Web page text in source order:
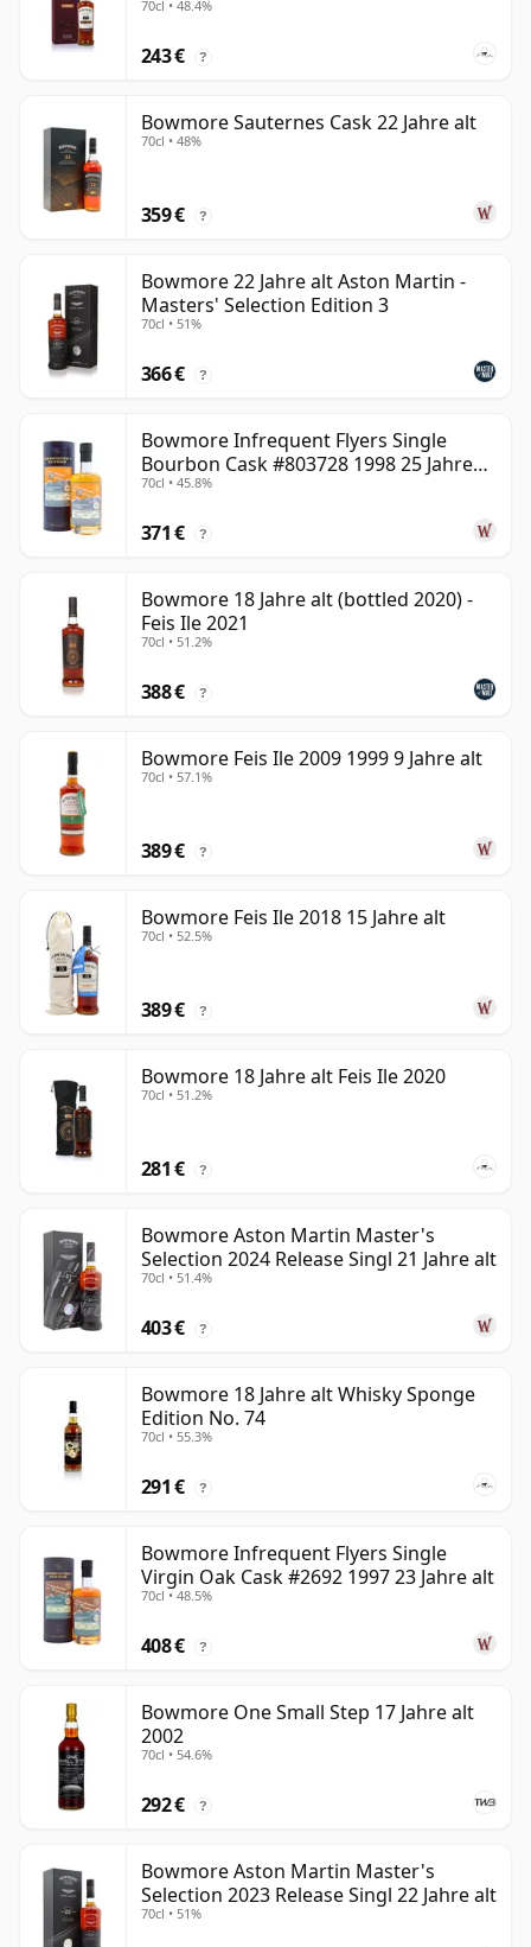
70cl • 48.4%
243 € ?
Bowmore Sauternes Cask 22 Jahre alt
70cl • 48%
359 € ?
Bowmore 22 Jahre alt Aston Martin -
Masters' Selection Edition 3
70cl • 51%
366 € ?
Bowmore Infrequent Flyers Single
Bourbon Cask #803728 1998 25 Jahre
alt
70cl • 45.8%
371 € ?
Bowmore 18 Jahre alt (bottled 2020) -
Feis Ile 2021
70cl • 51.2%
388 € ?
Bowmore Feis Ile 2009 1999 9 Jahre alt
70cl • 57.1%
389 € ?
Bowmore Feis Ile 2018 15 Jahre alt
70cl • 52.5%
389 € ?
Bowmore 18 Jahre alt Feis Ile 2020
70cl • 51.2%
281 € ?
Bowmore Aston Martin Master's
Selection 2024 Release Singl 21 Jahre alt
70cl • 51.4%
403 € ?
Bowmore 18 Jahre alt Whisky Sponge
Edition No. 74
70cl • 55.3%
291 € ?
Bowmore Infrequent Flyers Single
Virgin Oak Cask #2692 1997 23 Jahre alt
70cl • 48.5%
408 € ?
Bowmore One Small Step 17 Jahre alt
2002
70cl • 54.6%
292 € ?
Bowmore Aston Martin Master's
Selection 2023 Release Singl 22 Jahre alt
70cl • 51%